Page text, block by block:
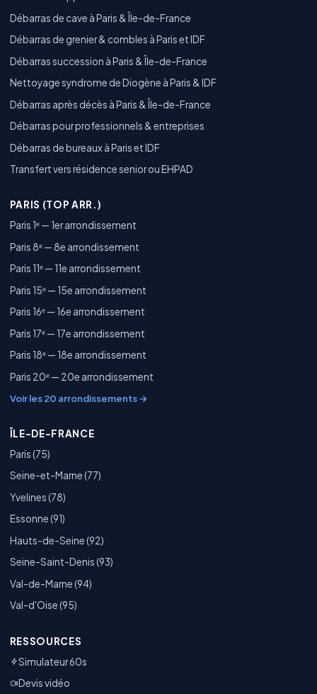
Débarras de cave à Paris & Île-de-France
Débarras de grenier & combles à Paris et IDF
Débarras succession à Paris & Île-de-France
Nettoyage syndrome de Diogène à Paris & IDF
Débarras après décès à Paris & Île-de-France
Débarras pour professionnels & entreprises
Débarras de bureaux à Paris et IDF
Transfert vers résidence senior ou EHPAD
PARIS (TOP ARR.)
Paris 1ᵉ — 1er arrondissement
Paris 8ᵉ — 8e arrondissement
Paris 11ᵉ — 11e arrondissement
Paris 15ᵉ — 15e arrondissement
Paris 16ᵉ — 16e arrondissement
Paris 17ᵉ — 17e arrondissement
Paris 18ᵉ — 18e arrondissement
Paris 20ᵉ — 20e arrondissement
Voir les 20 arrondissements →
ÎLE-DE-FRANCE
Paris (75)
Seine-et-Marne (77)
Yvelines (78)
Essonne (91)
Hauts-de-Seine (92)
Seine-Saint-Denis (93)
Val-de-Marne (94)
Val-d'Oise (95)
RESSOURCES
Simulateur 60s
Devis vidéo